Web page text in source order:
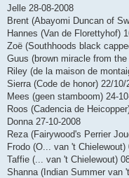
Jelle 28-08-2008
Brent (Abayomi Duncan of
Hannes (Van de Florettyhof)
Zoë (Southhoods black
Guus (brown miracle from
Riley (de la maison de
Sierra (Code de honor) 22/10/
Mees (geen stamboom) 24-
Roos (Cadencia de
Donna 27-10-2008
Reza (Fairywood's Perrier
Frodo (O... van 't Chielewout)
Taffie (... van 't Chielewout)
Shanna (Indian Summer van